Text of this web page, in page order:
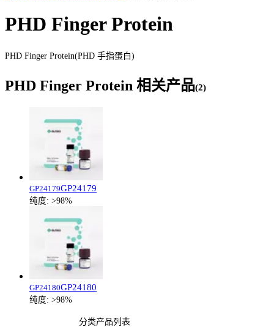
PHD Finger Protein
PHD Finger Protein(PHD 手指蛋白)
PHD Finger Protein 相关产品(2)
GP24179GP24179
纯度: >98%
GP24180GP24180
纯度: >98%
分类产品列表